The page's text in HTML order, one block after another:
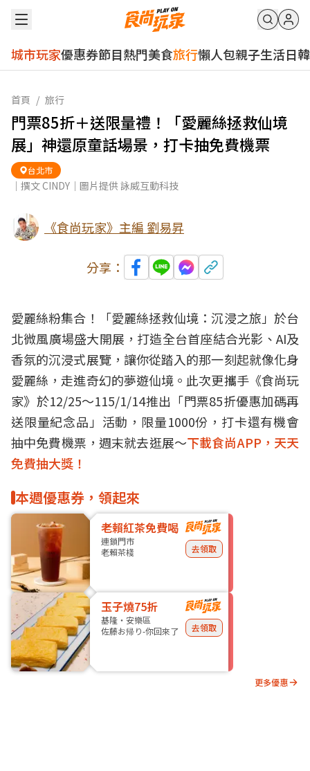
城市玩家優惠券節目熱門美食旅行懶人包親子生活日韓
首頁 / 旅行
門票85折＋送限量禮！「愛麗絲拯救仙境
展」神還原童話場景，打卡抽免費機票
台北市
｜撰文 CINDY｜圖片提供 詠威互動科技
《食尚玩家》主編 劉易昇
分享：
愛麗絲粉集合！「愛麗絲拯救仙境：沉浸之旅」於台
北微風廣場盛大開展，打造全台首座結合光影、AI及
香氛的沉浸式展覽，讓你從踏入的那一刻起就像化身
愛麗絲，走進奇幻的夢遊仙境。此次更攜手《食尚玩
家》於12/25～115/1/14推出「門票85折優惠加碼再
送限量紀念品」活動，限量1000份，打卡還有機會
抽中免費機票，週末就去逛展～下載食尚APP，天天
免費抽大獎！
本週優惠券，領起來
老賴紅茶免費喝
連鎖門市
老賴茶棧
去領取
玉子燒75折
基隆・安樂區
佐藤お帰り-你回來了
去領取
更多優惠